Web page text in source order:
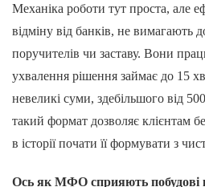
Механіка роботи тут проста, але
відміну від банків, не вимагають
поручителів чи заставу. Вони
ухвалення рішення займає до 15
невеликі суми, здебільшого від
такий формат дозволяє клієнтам
в історії почати її формувати з
Ось як МФО сприяють побудові